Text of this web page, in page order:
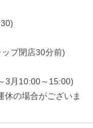
プ閉店30分前)
月10:00～15:00)
の場合がございま